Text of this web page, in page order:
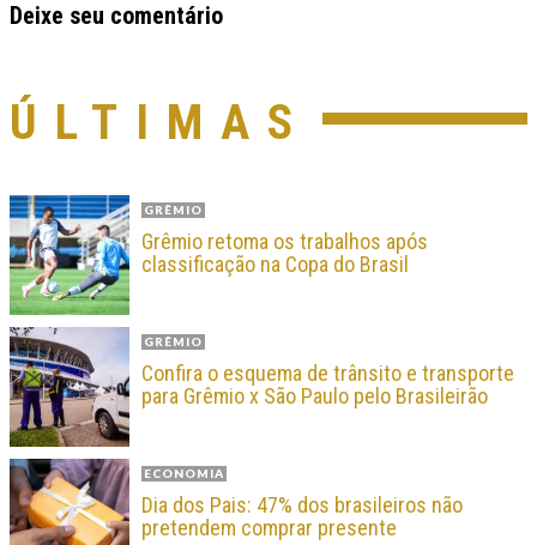
Deixe seu comentário
ÚLTIMAS
GRÊMIO
Grêmio retoma os trabalhos após
classificação na Copa do Brasil
GRÊMIO
Confira o esquema de trânsito e transporte
para Grêmio x São Paulo pelo Brasileirão
ECONOMIA
Dia dos Pais: 47% dos brasileiros não
pretendem comprar presente